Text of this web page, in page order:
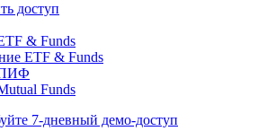
доступ
& Funds
ETF & Funds
Funds
7-дневный демо-доступ